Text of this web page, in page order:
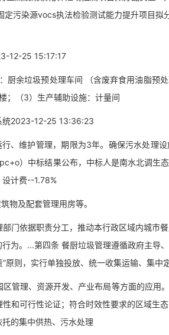
污染源vocs执法检验测试能力提升项目
12-25 15:17:17
余垃圾预处理车间 （含废弃食用油脂预
；（3）生产辅助设施：计量间
2023-12-25 13:36:23
维护管理，期限为3年。确保污水处理设
）中标结果公布，中标人是南水北调生
计费--1.78%
及配套管理用房等。
依据职责分工，推动本行政区域内城市
为。...第四条 餐厨垃圾管理遵循政府主导
原则，实行单独投放、统一收集运输、集中
理、资源开发、产业布局等方面的应用
和可行性论证；符合时效性要求的区域生
的集中供热、污水处理